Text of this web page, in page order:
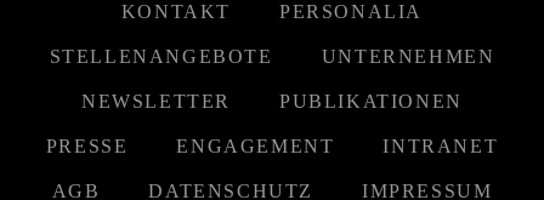
KONTAKT PERSONALIA
STELLENANGEBOTE UNTERNEHMEN
NEWSLETTER PUBLIKATIONEN
PRESSE ENGAGEMENT INTRANET
AGB DATENSCHUTZ IMPRESSUM